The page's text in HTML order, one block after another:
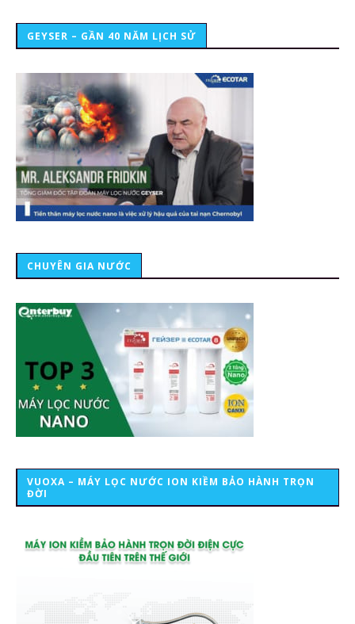
GEYSER – GẦN 40 NĂM LỊCH SỬ
CHUYÊN GIA NƯỚC
VUOXA – MÁY LỌC NƯỚC ION KIỀM BẢO HÀNH TRỌN
ĐỜI